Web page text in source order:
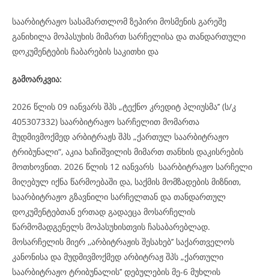
საარბიტრაჟო სასამართლომ ზეპირი მოსმენის გარეშე
განიხილა მოპასუხის მიმართ სარჩელისა და თანდართული
დოკუმენტების ჩაბარების საკითხი და
გამოარკვია:
2026 წლის 09 იანვარს შპს „ტექნო კრედიტ პლიუსმა’’ (ს/კ
405307332) საარბიტრაჟო სარჩელით მომართა
მუდმივმოქმედ არბიტრაჟს შპს „ქართულ საარბიტრაჟო
ტრიბუნალი“, აკია ხაჩიშვილის მიმართ თანხის დაკისრების
მოთხოვნით. 2026 წლის 12 იანვარს საარბიტრაჟო სარჩელი
მიღებულ იქნა წარმოებაში და, საქმის მომზადების მიზნით,
საარბიტრაჟო გზავნილი სარჩელთან და თანდართულ
დოკუმენტებთან ერთად გადაეცა მოსარჩელის
წარმომადგენელს მოპასუხისთვის ჩასაბარებლად.
მოსარჩელის მიერ ,,არბიტრაჟის შესახებ’’ საქართველოს
კანონისა და მუდმივმოქმედ არბიტრაჟ შპს „ქართული
საარბიტრაჟო ტრიბუნალის’’ დებულების მე-6 მუხლის